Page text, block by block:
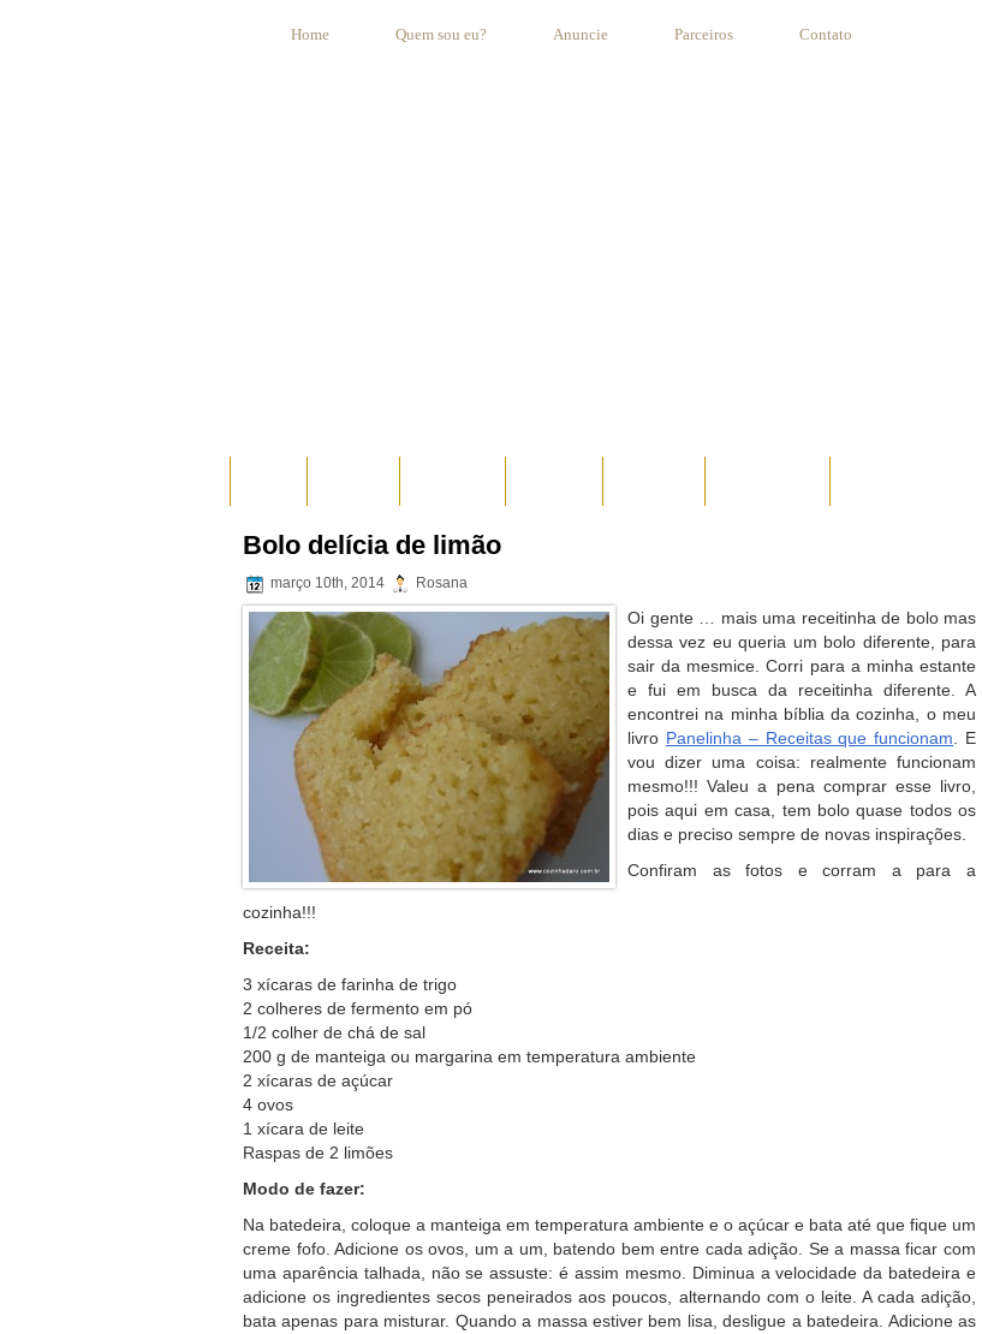
Home Quem sou eu? Anuncie Parceiros Contato
Bolo delícia de limão
março 10th, 2014 Rosana
Oi gente … mais uma receitinha de bolo mas
dessa vez eu queria um bolo diferente, para
sair da mesmice. Corri para a minha estante
e fui em busca da receitinha diferente. A
encontrei na minha bíblia da cozinha, o meu
livro Panelinha – Receitas que funcionam
E
vou dizer uma coisa: realmente funcionam
mesmo!!! Valeu a pena comprar esse livro,
pois aqui em casa, tem bolo quase todos os
dias e preciso sempre de novas inspirações.
Confiram as fotos e corram a para a
cozinha!!!
Receita:
3 xícaras de farinha de trigo
2 colheres de fermento em pó
1/2 colher de chá de sal
200 g de manteiga ou margarina em temperatura ambiente
2 xícaras de açúcar
4 ovos
1 xícara de leite
Raspas de 2 limões
Modo de fazer:
Na batedeira, coloque a manteiga em temperatura ambiente e o açúcar e bata até que fique um
creme fofo. Adicione os ovos, um a um, batendo bem entre cada adição. Se a massa ficar com
uma aparência talhada, não se assuste: é assim mesmo. Diminua a velocidade da batedeira e
adicione os ingredientes secos peneirados aos poucos, alternando com o leite. A cada adição,
bata apenas para misturar. Quando a massa estiver bem lisa, desligue a batedeira. Adicione as